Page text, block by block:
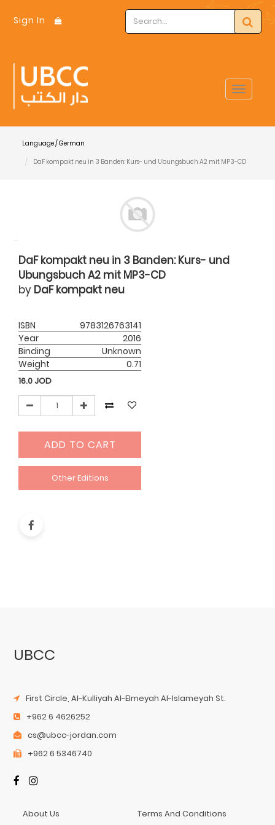
Sign In
Toggle
Language / German
DaF kompakt neu in 3 Banden: Kurs- und Ubungsbuch A2 mit MP3-CD
DaF kompakt neu in 3 Banden: Kurs- und
Ubungsbuch A2 mit MP3-CD
by DaF kompakt neu
ISBN
9783126763141
Year
2016
Binding
Unknown
Weight
0.71
16.0 JOD
ADD TO CART
Other Editions
UBCC
First Circle, Al-Kulliyah Al-Elmeyah Al-Islameyah St.
+962 6 4626252
cs@ubcc-jordan.com
+962 6 5346740
About Us Terms And Conditions